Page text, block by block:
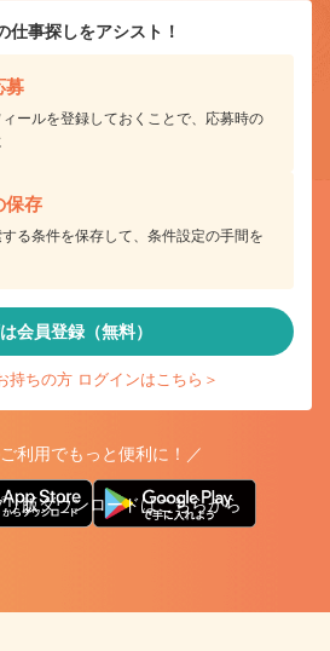
仕事探しをアシスト！
募
ールを登録しておくことで、応募時の
保存
る条件を保存して、条件設定の手間を
会員登録（無料）
持ちの方 ログインはこちら＞
利用でもっと便利に！／
リ版ダウンロードはこちらから